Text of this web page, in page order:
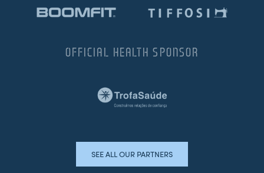
OFFICIAL HEALTH SPONSOR
SEE ALL OUR PARTNERS